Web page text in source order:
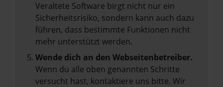
Veraltete Software birgt nicht nur ein
Sicherheitsrisiko, sondern kann auch dazu
führen, dass bestimmte Funktionen nicht
mehr unterstützt werden.
Wende dich an den Webseitenbetreiber.
Wenn du alle oben genannten Schritte
versucht hast, kontaktiere uns bitte. Wir